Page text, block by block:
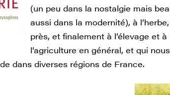
(un peu dans la nostalgie mais
aussi dans la modernité), à
près, et finalement à l’élevage et à
l’agriculture en général, et qui nous
dans diverses régions de France.